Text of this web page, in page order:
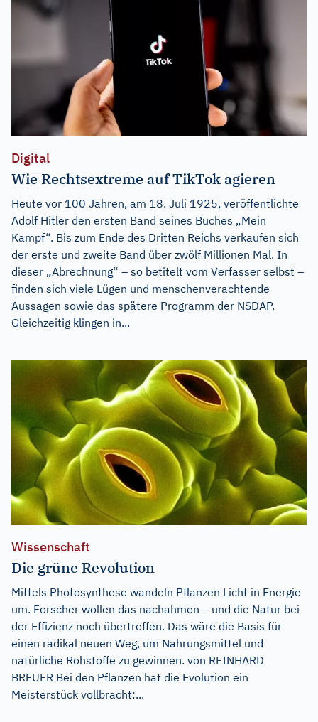
Digital
Wie Rechtsextreme auf TikTok agieren
Heute vor 100 Jahren, am 18. Juli 1925, veröffentlichte
Adolf Hitler den ersten Band seines Buches „Mein
Kampf“. Bis zum Ende des Dritten Reichs verkaufen sich
der erste und zweite Band über zwölf Millionen Mal. In
dieser „Abrechnung“ – so betitelt vom Verfasser selbst –
finden sich viele Lügen und menschenverachtende
Aussagen sowie das spätere Programm der NSDAP.
Gleichzeitig klingen in...
Wissenschaft
Die grüne Revolution
Mittels Photosynthese wandeln Pflanzen Licht in Energie
um. Forscher wollen das nachahmen – und die Natur bei
der Effizienz noch übertreffen. Das wäre die Basis für
einen radikal neuen Weg, um Nahrungsmittel und
natürliche Rohstoffe zu gewinnen. von REINHARD
BREUER Bei den Pflanzen hat die Evolution ein
Meisterstück vollbracht:...